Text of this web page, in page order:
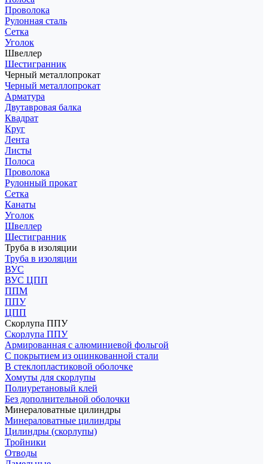
Проволока
Рулонная сталь
Сетка
Уголок
Швеллер
Шестигранник
Черный металлопрокат
Черный металлопрокат
Арматура
Двутавровая балка
Квадрат
Круг
Лента
Листы
Полоса
Проволока
Рулонный прокат
Сетка
Канаты
Уголок
Швеллер
Шестигранник
Труба в изоляции
Труба в изоляции
ВУС
ВУС ЦПП
ППМ
ППУ
ЦПП
Скорлупа ППУ
Скорлупа ППУ
Армированная с алюминиевой фольгой
С покрытием из оцинкованной стали
В стеклопластиковой оболочке
Хомуты для скорлупы
Полиуретановый клей
Без дополнительной оболочки
Минераловатные цилиндры
Минераловатные цилиндры
Цилиндры (скорлупы)
Тройники
Отводы